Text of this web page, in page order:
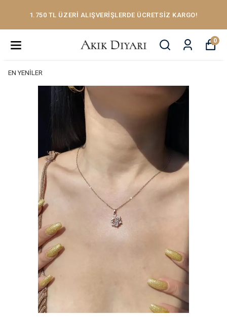
1.750 TL ÜZERİ ALIŞVERİŞLERDE ÜCRETSİZ KARGO!
0
EN YENİLER